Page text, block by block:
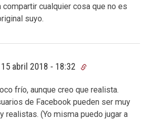
compartir cualquier cosa que no es
suyo.
15 abril 2018 - 18:32
frío, aunque creo que realista.
de Facebook pueden ser muy
realistas. (Yo misma puedo jugar a